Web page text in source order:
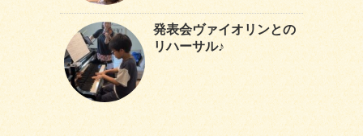
発表会ヴァイオリンとの
リハーサル♪